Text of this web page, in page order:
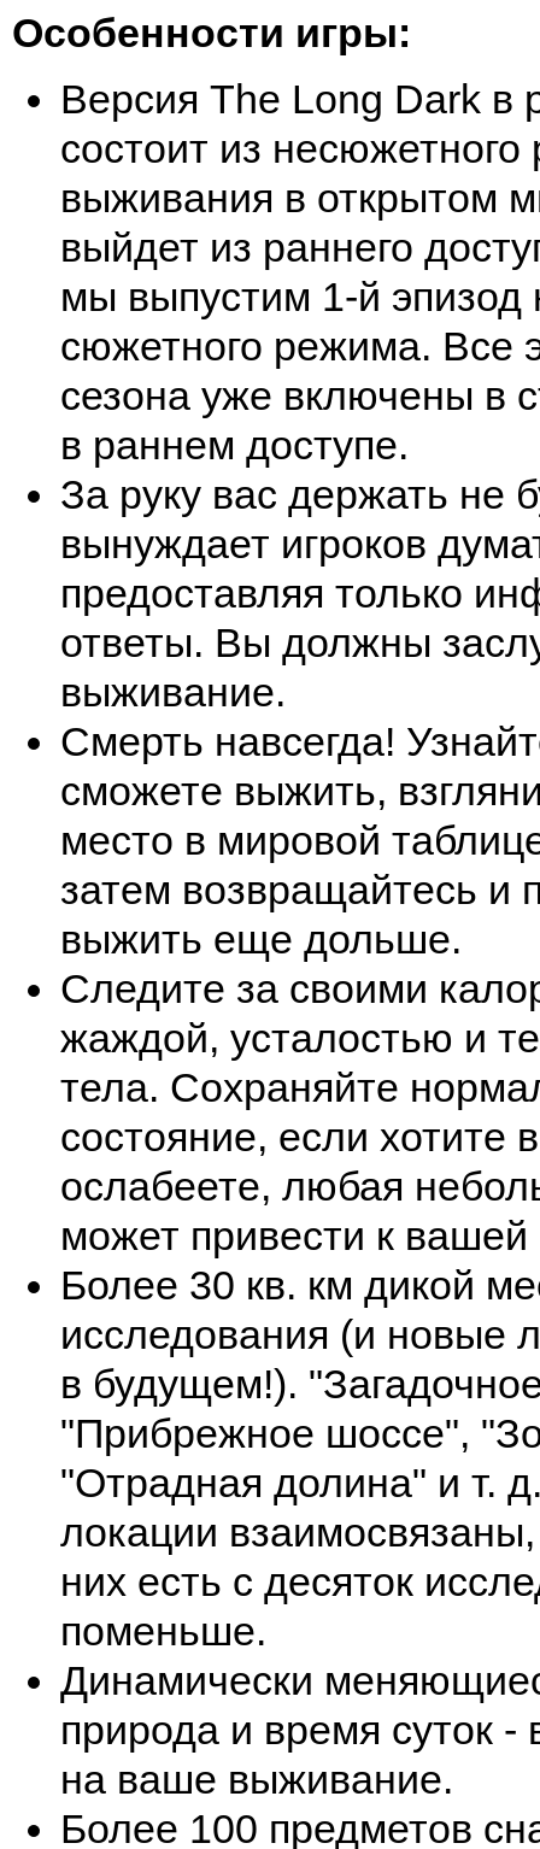
Особенности игры:
Версия The Long Dark в
состоит из
выживания в открытом
выйдет из раннего
мы выпустим 1-й эпизод
сюжетного режима. Все
сезона уже включены в
в раннем доступе.
За руку вас держать не
вынуждает игроков
предоставляя только
ответы. Вы должны
выживание.
Смерть навсегда!
сможете выжить,
место в мировой
затем возвращайтесь и
выжить еще дольше.
Следите за своими
жаждой, усталостью и
тела. Сохраняйте
состояние, если хотите
ослабеете, любая
может привести к вашей
Более 30 кв. км дикой
исследования (и новые
в будущем!).
"Прибрежное шоссе",
"Отрадная долина" и т.
локации
них есть с десяток
поменьше.
Динамически
природа и время суток -
на ваше выживание.
Более 100 предметов